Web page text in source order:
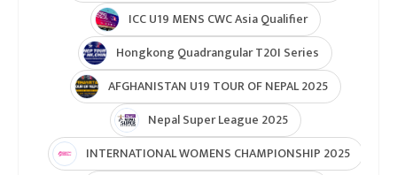
ICC U19 MENS CWC Asia Qualifier
Hongkong Quadrangular T20I Series
AFGHANISTAN U19 TOUR OF NEPAL 2025
Nepal Super League 2025
INTERNATIONAL WOMENS CHAMPIONSHIP 2025